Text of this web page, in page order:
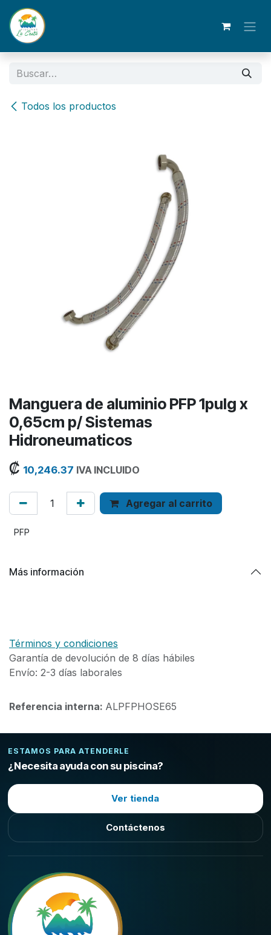
Ir al contenido
Todos los productos
Manguera de aluminio PFP 1pulg x
0,65cm p/ Sistemas
Hidroneumaticos
₡ 10,246.37 IVA INCLUIDO
Agregar al carrito
PFP
Más información
Términos y condiciones
Garantía de devolución de 8 días hábiles
Envío: 2-3 días laborales
Referencia interna: ALPFPHOSE65
ESTAMOS PARA ATENDERLE
¿Necesita ayuda con su piscina?
Ver tienda
Contáctenos